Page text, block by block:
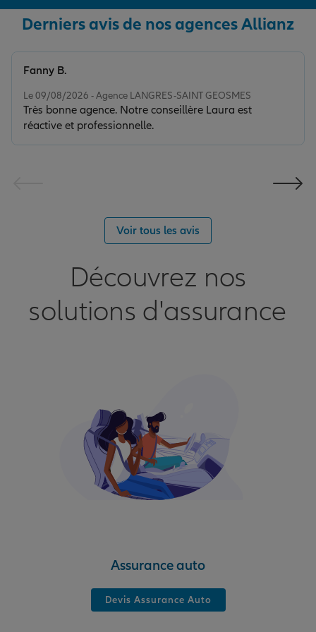
Derniers avis de nos agences Allianz
Le 09/08/2026 - Agence LANGRES-SAINT GEOSMES
Très bonne agence. Notre conseillère Laura est
réactive et professionnelle.
Fanny B.
Voir tous les avis
Découvrez nos
solutions d'assurance
Assurance auto
Devis Assurance Auto